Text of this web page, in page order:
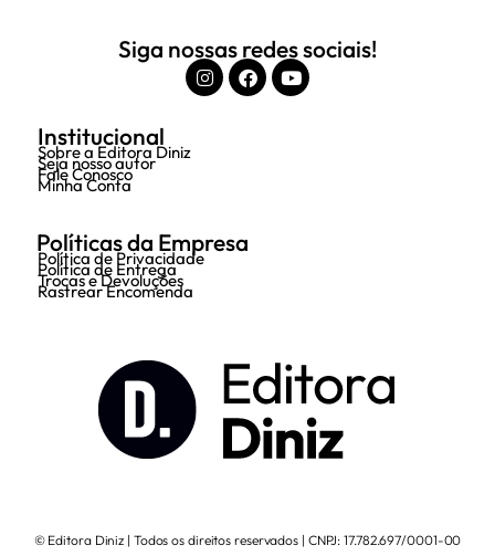
Siga nossas redes sociais!
Institucional
Sobre a Editora Diniz
Seja nosso autor
Fale Conosco
Minha Conta
Políticas da Empresa
Política de Privacidade
Política de Entrega
Trocas e Devoluções
Rastrear Encomenda
© Editora Diniz | Todos os direitos reservados | CNPJ: 17.782.697/0001-00